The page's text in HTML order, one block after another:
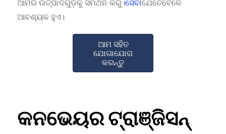
ଆମର ଉତ୍ପାଦଗୁଡ଼ିକୁ ସମର୍ଥନ କରୁ।ସେବାଯେତେବେଳେ
ଆବଶ୍ୟକ ହୁଏ।
ଆମ ସହିତ
ଯୋଗାଯୋଗ
କରନ୍ତୁ
କନଭେୟର ଟ୍ରାଞ୍ଜିସନ୍